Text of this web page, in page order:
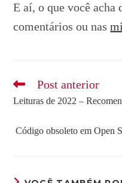
E aí, o que você acha
comentários ou nas
Leia
artigos
Post anterior
Leituras de 2022 –
Código obsoleto em Open